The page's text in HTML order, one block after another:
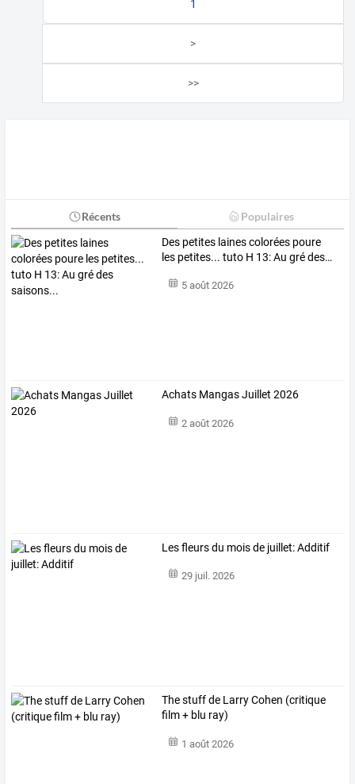
1
>
>>
Récents Populaires
Des petites lainescolorées poure
les petites... tuto H 13:Au grédes…
5 août 2026
Achats Mangas Juillet 2026
2 août 2026
Les fleurs du mois de juillet: Additif
29 juil. 2026
The stuff de Larry Cohen (critique
film + blu ray)
1 août 2026